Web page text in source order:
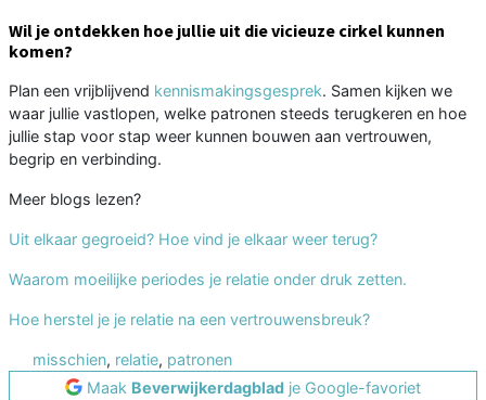
Wil je ontdekken hoe jullie uit die vicieuze cirkel kunnen
komen?
Plan een vrijblijvend kennismakingsgesprek. Samen kijken we
waar jullie vastlopen, welke patronen steeds terugkeren en hoe
jullie stap voor stap weer kunnen bouwen aan vertrouwen,
begrip en verbinding.
Meer blogs lezen?
Uit elkaar gegroeid? Hoe vind je elkaar weer terug?
Waarom moeilijke periodes je relatie onder druk zetten.
Hoe herstel je je relatie na een vertrouwensbreuk?
misschien, relatie, patronen
Maak Beverwijkerdagblad je Google-favoriet